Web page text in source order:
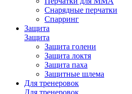
Снарядные перчатки
Спарринг
Защита
Защита
Защита голени
Защита локтя
Защита паха
Защитные шлема
Для тренеровок
Для тренеровок